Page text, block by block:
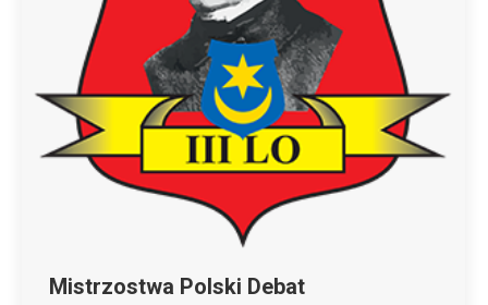
Mistrzostwa Polski Debat